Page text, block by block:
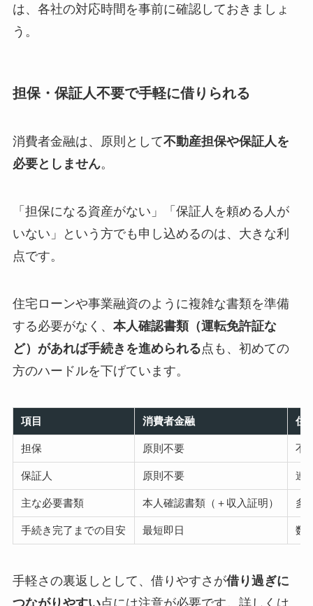
は、各社の対応時間を事前に確認しておきましょ
う。
担保・保証人不要で手軽に借りられる
消費者金融は、原則として不動産担保や保証人を
必要としません。
「担保になる資産がない」「保証人を頼める人が
いない」という方でも申し込めるのは、大きな利
点です。
住宅ローンや事業融資のように複雑な書類を準備
する必要がなく、 本人確認書類（運転免許証な
ど）があれば手続きを進められる点も、初めての
方のハードルを下げています。
項目 消費者金融 住
担保 原則不要 不
保証人 原則不要 連
主な必要書類 本人確認書類（＋収入証明） 多
手続き完了までの目安 最短即日 数
手軽さの裏返しとして、借りやすさが借り過ぎに
つながりやすい点には注意が必要です。詳しくは